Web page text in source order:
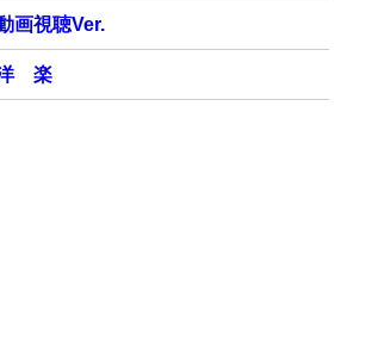
画視聴Ver.
楽